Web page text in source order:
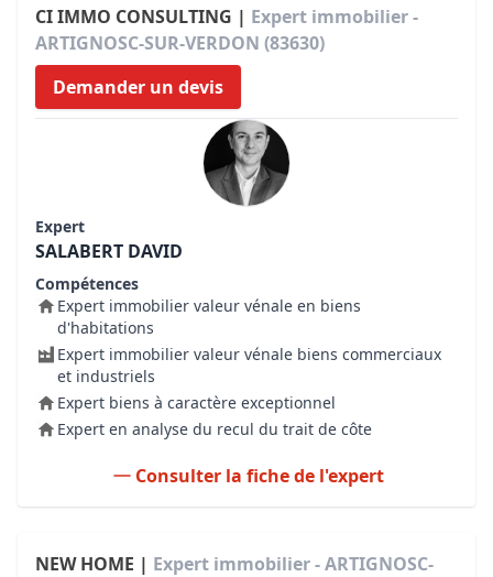
CI IMMO CONSULTING | Expert immobilier -
ARTIGNOSC-SUR-VERDON (83630)
Demander un devis
Expert
SALABERT DAVID
Compétences
Expert immobilier valeur vénale en biens
d'habitations
Expert immobilier valeur vénale biens commerciaux
et industriels
Expert biens à caractère exceptionnel
Expert en analyse du recul du trait de côte
Consulter la fiche de l'expert
NEW HOME | Expert immobilier - ARTIGNOSC-